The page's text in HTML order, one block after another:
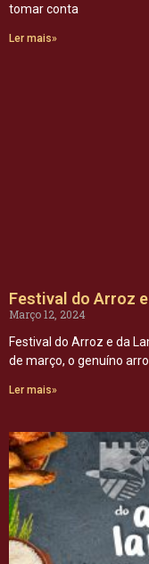
tomar conta
Ler mais»
Festival do Arroz
Março 12, 2024
Festival do Arroz e da
de março, o genuíno
Ler mais»